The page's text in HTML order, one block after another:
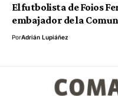
El futbolista de Foios
embajador de la
PorAdrián Lupiáñez